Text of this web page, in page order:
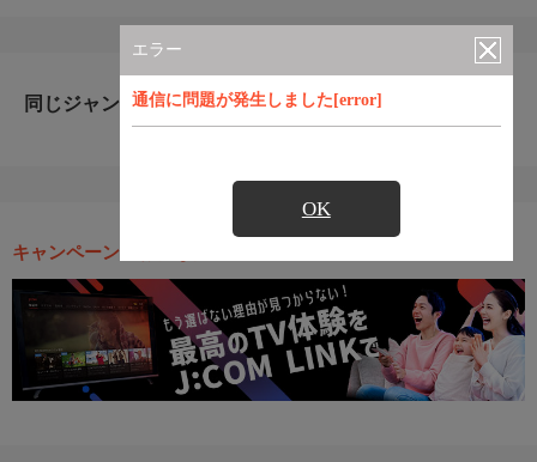
エラー
通信に問題が発生しました[error]
OK
同じジャンルのおすすめ番組
キャンペーン・お得な情報